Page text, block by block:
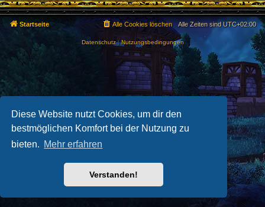
Diese Website nutzt Cookies, um dir den
bestmöglichen Komfort bei der Nutzung zu
bieten. Mehr erfahren
Verstanden!
Startseite Alle Zeiten sindUTC+02:00
Alle Cookies löschen
Datenschutz|Nutzungsbedingungen